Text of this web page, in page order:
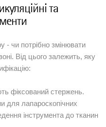
та
- чи потрібно змінювати
Від цього залежить, яку
фіксований стержень.
для лапароскопічних
інструмента до тканин